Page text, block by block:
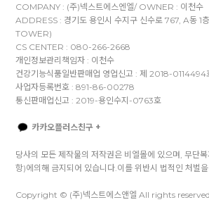
COMPANY : (주)넥스트에스엔엘/ OWNER : 이천수
ADDRESS : 경기도 용인시 수지구 신수로 767, A동 1
TOWER)
CS CENTER : 080-266-2668
개인정보관리책임자 : 이천수
건강기능식품일반판매업 영업신고 : 제 2018-0114494
사업자등록번호 : 891-86-00278
통신판매업신고 : 2019-용인수지-0763호
카카오플러스친구 +
당사의 모든 제작물의 저작권은 비엘몰에 있으며, 무단
항)에의해 금지되어 있습니다.이를 위반시 법적인 처벌
Copyright © (주)넥스트에스앤엘 All rights reserved.